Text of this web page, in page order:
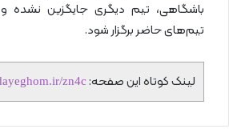
باشگاهی، تیم دیگری جایگزین نشده و
تیم‌های حاضر برگزار شود.
لینک کوتاه این صفحه: zn4c